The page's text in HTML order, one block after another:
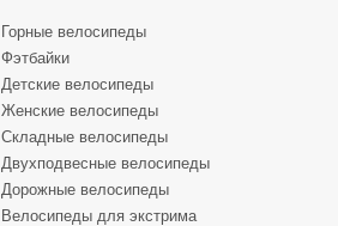
Горные велосипеды
Фэтбайки
Детские велосипеды
Женские велосипеды
Складные велосипеды
Двухподвесные велосипеды
Дорожные велосипеды
Велосипеды для экстрима